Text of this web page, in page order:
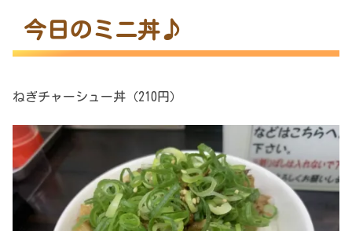
今日のミニ丼♪
ねぎチャーシュー丼（210円）